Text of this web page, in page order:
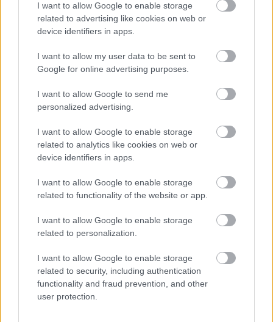
I want to allow Google to enable storage
related to advertising like cookies on web or
device identifiers in apps.
I want to allow my user data to be sent to
Google for online advertising purposes.
I want to allow Google to send me
personalized advertising.
I want to allow Google to enable storage
related to analytics like cookies on web or
device identifiers in apps.
I want to allow Google to enable storage
related to functionality of the website or app.
I want to allow Google to enable storage
related to personalization.
I want to allow Google to enable storage
related to security, including authentication
functionality and fraud prevention, and other
user protection.
Ιστορικό χαμηλό σε Δούναβη και Ρήνο,
πρωτοφανής κρίση στην Ευρώπη
Βοτανικός: Υπό έλεγχο η φωτιά σε υπαίθριο
χώρο, κυκλοφοριακές ρυθμίσεις στην Αγίας
Νεκρός άνδρας στο τιμόνι στη Σκεπαστή Αγορά
Η εκδρομή από την Αμαλιάδα εξελίχτηκε σε
εφιάλτη, νεκρός 32χρονος μετά τη βουτιά σε
Η Εθνική Παίδων έχασε από τη Ρωσία στην
Ελληνική Ομάδα Διάσωσης Αχαΐας: Περιπολίες
μέτωπα, ΦΩΤΟ
Οι φλόγες έχουν ζώσει και απειλούν Λούμπα,
Ψάθα, έχουν διατεθεί 23 αεροσκάφη και 11